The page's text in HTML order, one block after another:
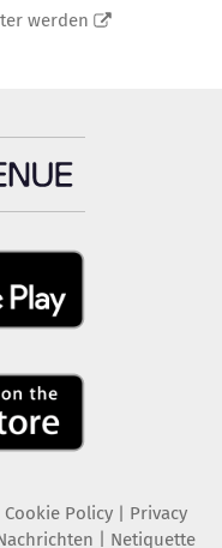
werden
Cookie Policy| Privacy
Netiquette